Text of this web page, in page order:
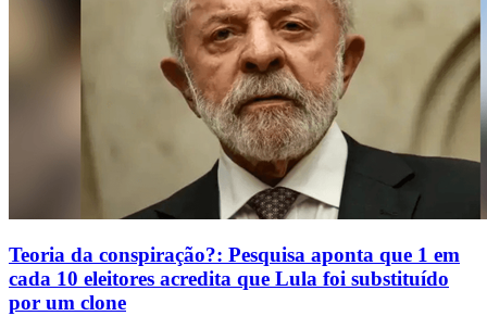
Teoria da conspiração?: Pesquisa aponta que 1 em
cada 10 eleitores acredita que Lula foi substituído
por um clone